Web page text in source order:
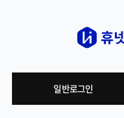
일반로그인